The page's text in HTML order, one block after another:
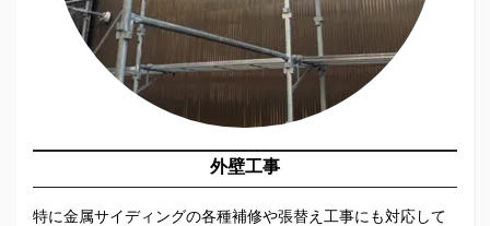
外壁工事
特に金属サイディングの各種補修や張替え工事にも対応して